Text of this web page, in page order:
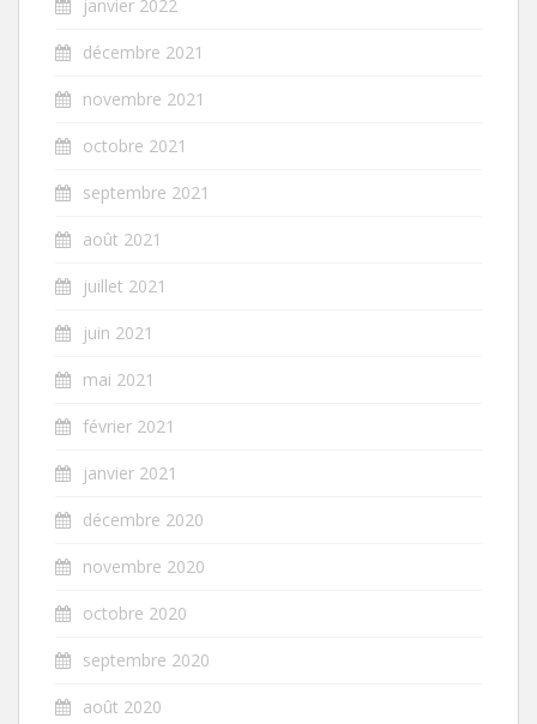
janvier 2022
décembre 2021
novembre 2021
octobre 2021
septembre 2021
août 2021
juillet 2021
juin 2021
mai 2021
février 2021
janvier 2021
décembre 2020
novembre 2020
octobre 2020
septembre 2020
août 2020